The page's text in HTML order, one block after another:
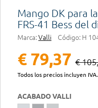
Mango DK para
FRS-41 Bess del
Marca:Valli Código: H
€ 79,37 €
Todos los precios incluyen IVA.
ACABADO VALLI